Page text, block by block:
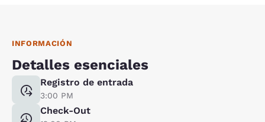
INFORMACIÓN
Detalles esenciales
Registro de entrada
3:00 PM
Check-Out